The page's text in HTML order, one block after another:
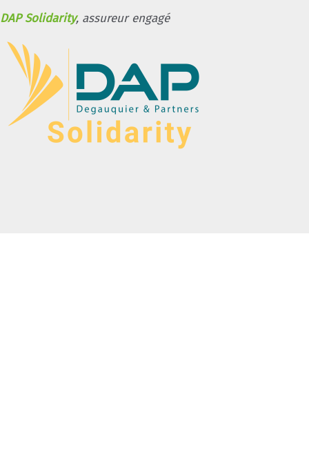
DAP Solidarity, assureur engagé